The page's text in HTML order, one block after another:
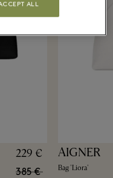
229 €
385 €
AIGNER
Bag 'Liora'
ALL